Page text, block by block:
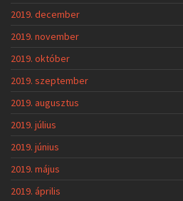
2019. december
2019. november
2019. október
2019. szeptember
2019. augusztus
2019. július
2019. június
2019. május
2019. április